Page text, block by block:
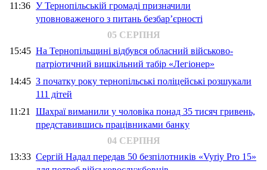
11:36 У Тернопільській громаді призначили
уповноваженого з питань безбар’єрності
05 СЕРПНЯ
15:45 На Тернопільщині відбувся обласний військово-
патріотичний вишкільний табір «Легіонер»
14:45 З початку року тернопільські поліцейські розшукали
111 дітей
11:21 Шахраї виманили у чоловіка понад 35 тисяч гривень,
представившись працівниками банку
04 СЕРПНЯ
13:33 Сергій Надал передав 50 безпілотників «Vyriy Pro 15»